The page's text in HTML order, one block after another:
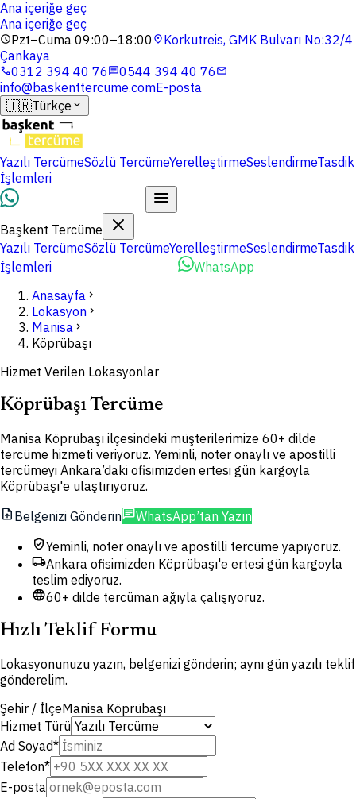
Ana içeriğe geç
Ana içeriğe geç
schedulePzt–Cuma 09:00–18:00 location_onKorkutreis, GMK Bulvarı No:32/4
Çankaya
phone0312 394 40 76chat0544 394 40 76mail
info@baskenttercume.comE-posta
🇹🇷Türkçe expand_more
Yazılı TercümeSözlü TercümeYerelleştirmeSeslendirmeTasdik
İşlemleri
Başkent Tercüme
Yazılı TercümeSözlü TercümeYerelleştirmeSeslendirmeTasdik
İşlemleri
WhatsApp
Anasayfa chevron_right
Lokasyon chevron_right
Manisa chevron_right
Köprübaşı
Hizmet Verilen Lokasyonlar
Köprübaşı Tercüme
Manisa Köprübaşı ilçesindeki müşterilerimize 60+ dilde
tercüme hizmeti veriyoruz. Yeminli, noter onaylı ve apostilli
tercümeyi Ankara’daki ofisimizden ertesi gün kargoyla
Köprübaşı'e ulaştırıyoruz.
upload_file Belgenizi GönderinchatWhatsApp’tan Yazın
verified_userYeminli, noter onaylı ve apostilli tercüme yapıyoruz.
local_shippingAnkara ofisimizden Köprübaşı'e ertesi gün kargoyla
teslim ediyoruz.
language60+ dilde tercüman ağıyla çalışıyoruz.
Hızlı Teklif Formu
Lokasyonunuzu yazın, belgenizi gönderin; aynı gün yazılı teklif
gönderelim.
Şehir / İlçeManisa Köprübaşı
Hizmet Türü
Ad Soyad*
Telefon*
E-posta